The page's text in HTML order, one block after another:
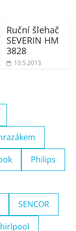
Ruční šlehač
SEVERIN HM
3828
10.5.2013
Philips
SENCOR